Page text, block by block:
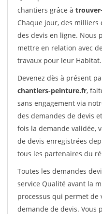
chantiers grâce à
Chaque jour, des
des devis en ligne. Nous
mettre en relation avec
travaux pour leur Habitat.
Devenez dès à présent
chantiers-peinture.fr,
sans engagement via
des demandes de devis
fois la demande validée,
de devis enregistrées
tous les partenaires du
Toutes les demandes
service Qualité avant la
processus qui permet
demande de devis. Vous